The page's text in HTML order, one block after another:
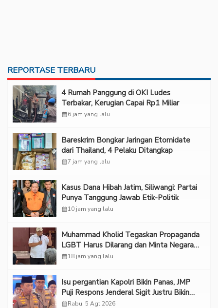
REPORTASE TERBARU
‎4 Rumah Panggung di OKI Ludes
Terbakar, Kerugian Capai Rp1 Miliar
calendar_month6 jam yang lalu
Bareskrim Bongkar Jaringan Etomidate
dari Thailand, 4 Pelaku Ditangkap
calendar_month7 jam yang lalu
Kasus Dana Hibah Jatim, Siliwangi: Partai
Punya Tanggung Jawab Etik-Politik
calendar_month10 jam yang lalu
Muhammad Kholid Tegaskan Propaganda
LGBT Harus Dilarang dan Minta Negara
Melindungi Korban
calendar_month18 jam yang lalu
Isu pergantian Kapolri Bikin Panas, JMP
Puji Respons Jenderal Sigit Justru Bikin
“Adem”
calendar_monthRabu, 5 Agt 2026